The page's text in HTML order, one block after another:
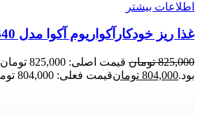
اطلاعات بیشتر
غذا ریز خودکارآکواریوم آکوا مدل FD-640
825,000 تومان
قیمت اصلی: 825,000 تومان
بود.804,000 تومانقیمت فعلی: 804,000 تومان.